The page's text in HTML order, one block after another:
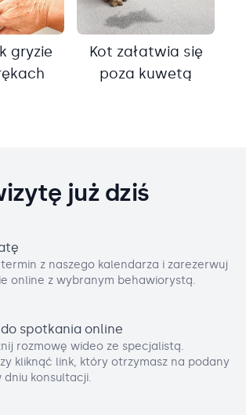
gryzie
Kot załatwia się
poza kuwetą
już dziś
z naszego kalendarza i zarezerwuj
online z wybranym behawiorystą.
do spotkania online
rozmowę wideo ze specjalistą.
kliknąć link, który otrzymasz na podany
dniu konsultacji.